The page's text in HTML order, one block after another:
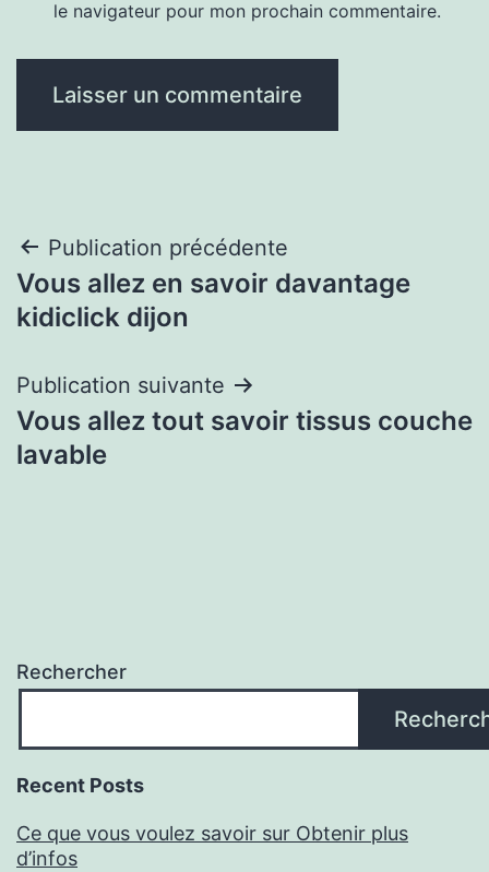
le navigateur pour mon prochain commentaire.
Navigation
de
Publication précédente
Vous allez en savoir davantage
kidiclick dijon
Publication suivante
Vous allez tout savoir tissus couche
lavable
Rechercher
Recent Posts
Ce que vous voulez savoir sur Obtenir plus
d’infos